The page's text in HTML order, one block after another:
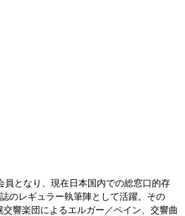
員となり、現在日本国内での総窓口的存
のレギュラー執筆陣として活躍。その
響楽団によるエルガー／ペイン、交響曲